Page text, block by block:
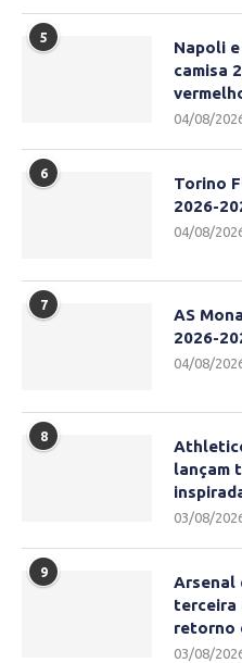
5
Napoli
camisa
04/08/
6
Torino
2026-
04/08/
7
AS
2026-
04/08/
8
lançam
03/08/
9
Arsenal
terceira
retorno
03/08/